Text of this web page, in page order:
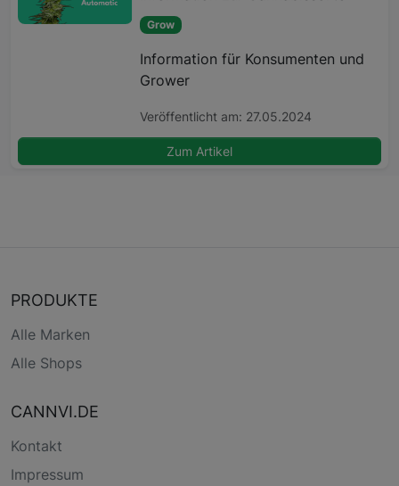
Grow
Information für Konsumenten und
Grower
Veröffentlicht am: 27.05.2024
Zum Artikel
PRODUKTE
Alle Marken
Alle Shops
CANNVI.DE
Kontakt
Impressum